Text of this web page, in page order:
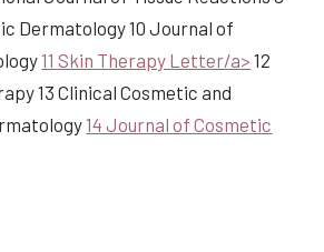
Dermatology 10 Journal of
11 Skin Therapy Letter/a> 12
13 Clinical Cosmetic and
14 Journal of Cosmetic